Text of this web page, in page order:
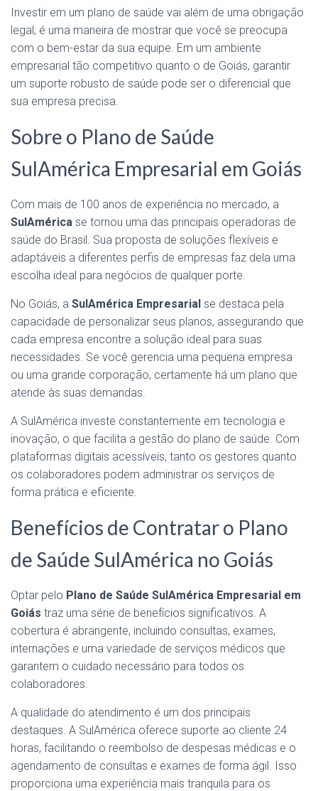
Investir em um plano de saúde vai além de uma obrigação
legal; é uma maneira de mostrar que você se preocupa
com o bem-estar da sua equipe. Em um ambiente
empresarial tão competitivo quanto o de Goiás, garantir
um suporte robusto de saúde pode ser o diferencial que
sua empresa precisa.
Sobre o Plano de Saúde
SulAmérica Empresarial em Goiás
Com mais de 100 anos de experiência no mercado, a
SulAmérica se tornou uma das principais operadoras de
saúde do Brasil. Sua proposta de soluções flexíveis e
adaptáveis a diferentes perfis de empresas faz dela uma
escolha ideal para negócios de qualquer porte.
No Goiás, a SulAmérica Empresarial se destaca pela
capacidade de personalizar seus planos, assegurando que
cada empresa encontre a solução ideal para suas
necessidades. Se você gerencia uma pequena empresa
ou uma grande corporação, certamente há um plano que
atende às suas demandas.
A SulAmérica investe constantemente em tecnologia e
inovação, o que facilita a gestão do plano de saúde. Com
plataformas digitais acessíveis, tanto os gestores quanto
os colaboradores podem administrar os serviços de
forma prática e eficiente.
Benefícios de Contratar o Plano
de Saúde SulAmérica no Goiás
Optar pelo Plano de Saúde SulAmérica Empresarial em
Goiás traz uma série de benefícios significativos. A
cobertura é abrangente, incluindo consultas, exames,
internações e uma variedade de serviços médicos que
garantem o cuidado necessário para todos os
colaboradores.
A qualidade do atendimento é um dos principais
destaques. A SulAmérica oferece suporte ao cliente 24
horas, facilitando o reembolso de despesas médicas e o
agendamento de consultas e exames de forma ágil. Isso
proporciona uma experiência mais tranquila para os